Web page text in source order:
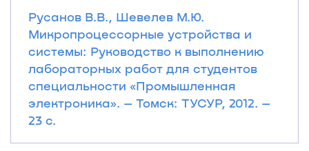
Русанов В.В., Шевелев М.Ю.
Микропроцессорные устройства и
системы: Руководство к выполнению
лабораторных работ для студентов
специальности «Промышленная
электроника». – Томск: ТУСУР, 2012. –
23 с.